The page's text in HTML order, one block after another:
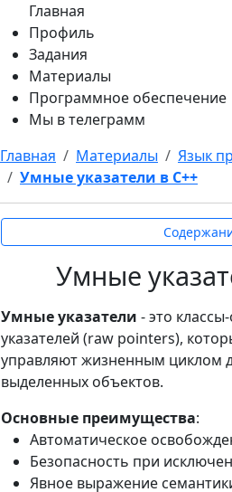
Главная
Профиль
Задания
Материалы
Программное обеспечение
Мы в телеграмм
Главная
Материалы
Язык
Умные указатели в С++
Умные
Умные указатели - это
указателей (raw pointers),
управляют жизненным циклом
выделенных объектов.
Основные преимущества:
Автоматическое
Безопасность при
Явное выражение